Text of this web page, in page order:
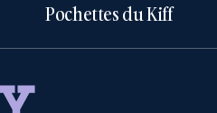
Pochettes du Kiff